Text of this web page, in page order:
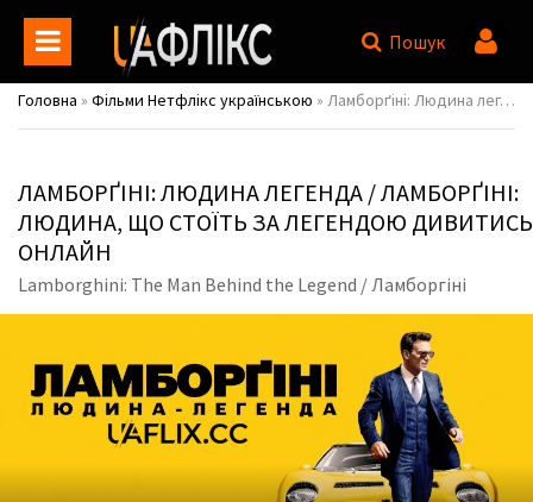
Пошук
Головна » Фільми Нетфлікс українською » Ламборґіні: Людина легенда / Ламборґіні: Людина, що стоїть за легендою / Lamborghini: The Man Behind the Legend / Ламборгіні
ЛАМБОРҐІНІ: ЛЮДИНА ЛЕГЕНДА / ЛАМБОРҐІНІ:
ЛЮДИНА, ЩО СТОЇТЬ ЗА ЛЕГЕНДОЮ ДИВИТИСЬ
ОНЛАЙН
Lamborghini: The Man Behind the Legend / Ламборгіні